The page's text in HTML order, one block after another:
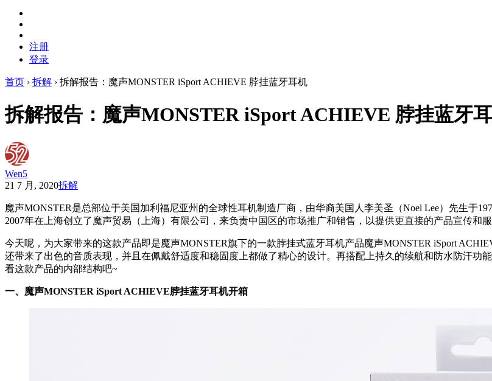
注册
登录
首页 › 拆解 › 拆解报告：魔声MONSTER iSport ACHIEVE 脖挂蓝牙耳机
拆解报告：魔声MONSTER iSport ACHIEVE 脖挂蓝牙
Wen5
21 7 月, 2020拆解
魔声MONSTER是总部位于美国加利福尼亚州的全球性耳机制造厂商，由华裔美国人李美圣（Noel Lee）先生于
2007年在上海创立了魔声贸易（上海）有限公司，来负责中国区的市场推广和销售，以提供更直接的产品宣传和服
今天呢，为大家带来的这款产品即是魔声MONSTER旗下的一款脖挂式蓝牙耳机产品魔声MONSTER iSport
还带来了出色的音质表现，并且在佩戴舒适度和稳固度上都做了精心的设计。再搭配上持久的续航和防水防汗功
看这款产品的内部结构吧~
一、魔声MONSTER iSport ACHIEVE脖挂蓝牙耳机开箱